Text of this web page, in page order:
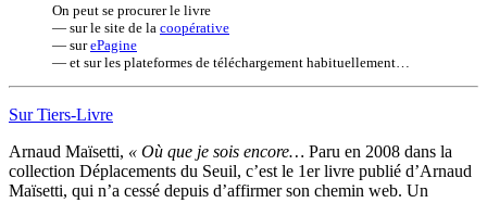
On peut se procurer le livre
— sur le site de la coopérative
— surePagine
— et sur les plateformes de téléchargement habituellement…
Sur Tiers-Livre
Arnaud Maïsetti, « Où que je sois encore… Paru en 2008 dans la
collection Déplacements du Seuil, c’est le 1er livre publié d’Arnaud
Maïsetti, qui n’a cessé depuis d’affirmer son chemin web. Un